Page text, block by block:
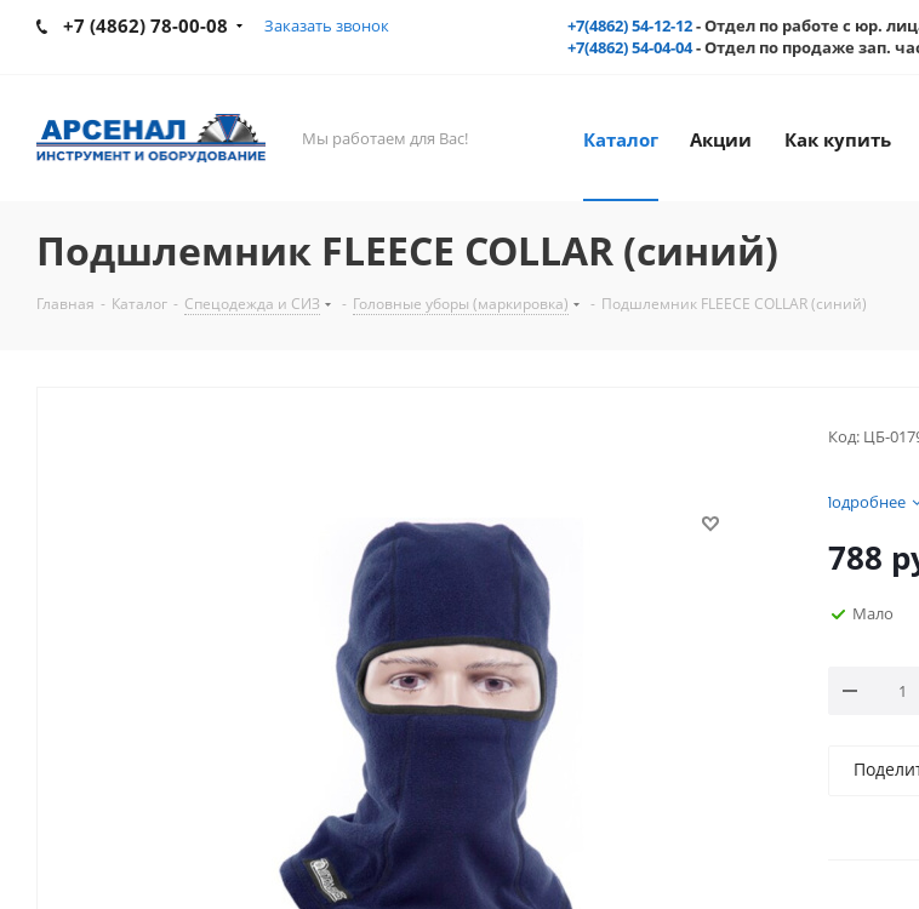
+7 (4862) 78-00-08 Заказать звонок +7(4862) 54-12-12- Отдел по работе с юр.
+7(4862) 54-04-04- Отдел по продаже зап.
Мы работаем для Вас! Каталог Акции Как купить
Подшлемник FLEECE COLLAR (синий)
Главная - Каталог - Спецодежда и СИЗ - Головные уборы (маркировка) - Подшлемник FLEECE COLLAR (синий)
Код: ЦБ-
Подробнее
788
Мало